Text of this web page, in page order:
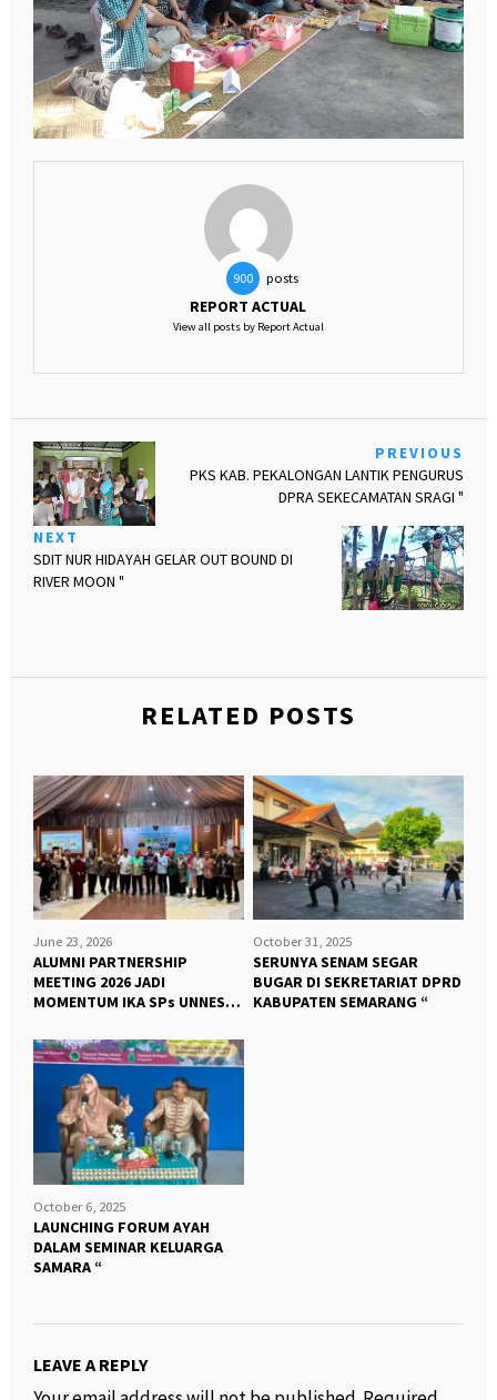
900 posts
REPORT ACTUAL
View all posts by Report Actual
PREVIOUS
PKS KAB. PEKALONGAN LANTIK PENGURUS
DPRA SEKECAMATAN SRAGI "
NEXT
SDIT NUR HIDAYAH GELAR OUT BOUND DI
RIVER MOON "
RELATED POSTS
June 23, 2026
ALUMNI PARTNERSHIP
MEETING 2026 JADI
MOMENTUM IKA SPs UNNES
SALURKAN BEASISWA”
October 31, 2025
SERUNYA SENAM SEGAR
BUGAR DI SEKRETARIAT DPRD
KABUPATEN SEMARANG “
October 6, 2025
LAUNCHING FORUM AYAH
DALAM SEMINAR KELUARGA
SAMARA “
LEAVE A REPLY